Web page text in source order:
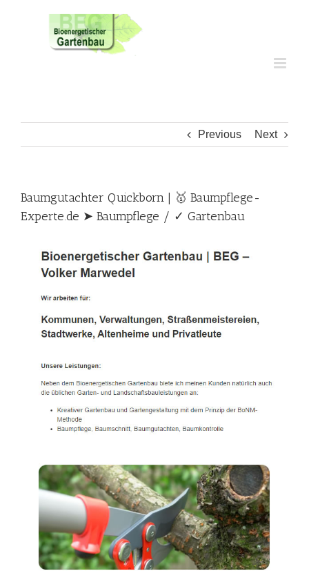
Previous Next
Baumgutachter Quickborn | 🥇 Baumpflege-
Experte.de ➤ Baumpflege / ✓ Gartenbau